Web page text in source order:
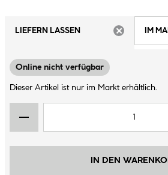
LIEFERN LASSEN
IM
Online nicht verfügbar
Dieser Artikel ist nur im Markt erhältlich.
IN DEN